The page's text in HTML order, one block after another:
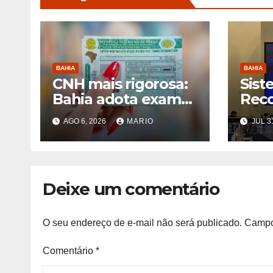
BAHIA
CNH mais rigorosa:
Bahia adota exame
toxicológico para
novos motoristas
das categorias A e B
AGO 6, 2026 MARIO
BAHIA
JUL
Deixe um comentário
O seu endereço de e-mail não será publicado.
Comentário *